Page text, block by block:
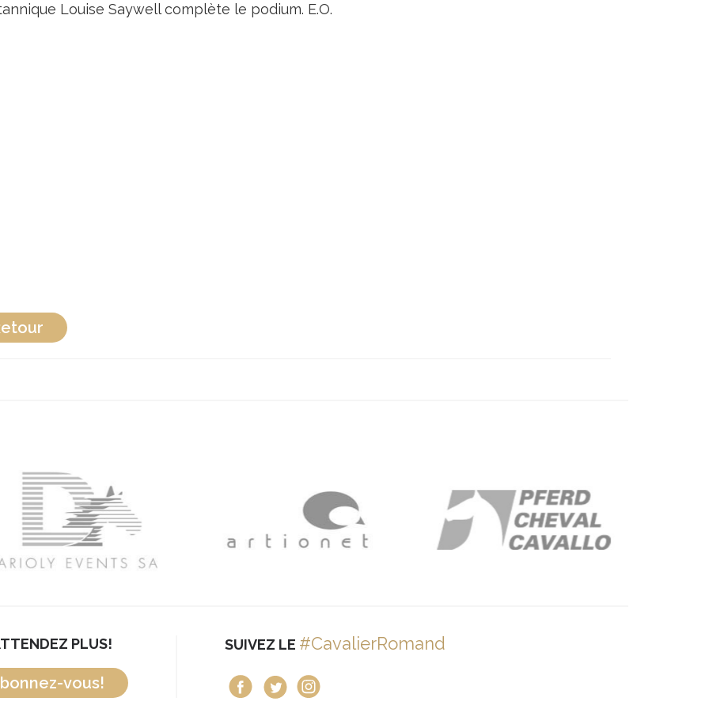
Louise Saywell complète le podium. E.O.
PLUS!
vous!
SUIVEZ LE #CavalierRomand